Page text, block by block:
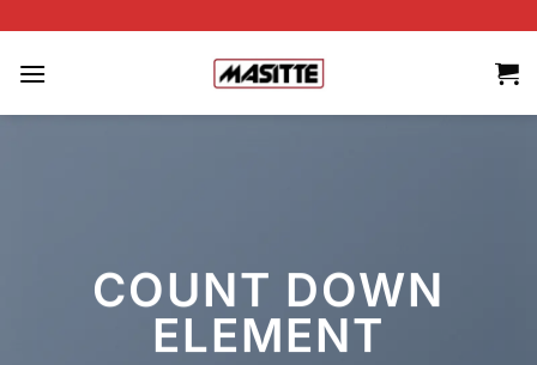
COUNT DOWN
ELEMENT